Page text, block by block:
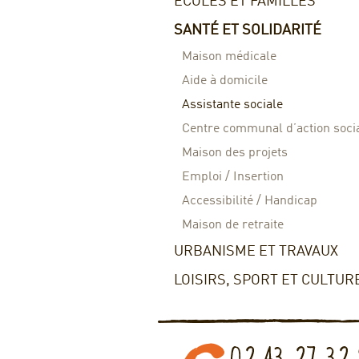
SANTÉ ET SOLIDARITÉ
Maison médicale
Aide à domicile
Assistante sociale
Centre communal d’action
Maison des projets
Emploi / Insertion
Accessibilité / Handicap
Maison de retraite
URBANISME ET TRAVAUX
LOISIRS, SPORT ET